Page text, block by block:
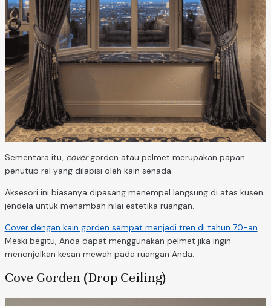
Sementara itu, covergorden atau pelmet merupakan papan
penutup rel yang dilapisi oleh kain senada.
Aksesori ini biasanya dipasang menempel langsung di atas kusen
jendela untuk menambah nilai estetika ruangan.
Cover dengan kain gorden sempat menjadi tren di tahun 70-an
Meski begitu, Anda dapat menggunakan pelmet jika ingin
menonjolkan kesan mewah pada ruangan Anda.
Cove Gorden (Drop Ceiling)